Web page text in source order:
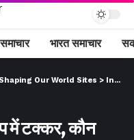
भारत समाचार
Our World Sites > Indi Reporter (Hindi)
में टक्कर, कौन